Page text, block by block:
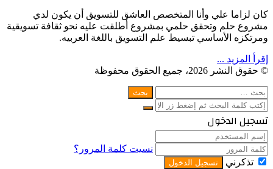
كان لزاما علي وأنا المتخصص العاشق للتسويق أن يكون لدي
مشروع حلم وتحقق حلمي بمشروع أطلقت عليه نحو ثقافة تسويقية
ومرتكزه الأساسي تبسيط علم التسويق باللغة العربيه.
إقرأ المزيد ...
© حقوق النشر 2026، جميع الحقوق محفوظة
Facebook
Twitter
WhatsApp
Telegram
زر
الذهاب
إلى
الأعلى
إغلاق
البحث
عن:
إغلاق
بحث
إغلاق
تسجيل الدخول
نسيت كلمة المرور؟
تذكرني
تسجيل الدخول